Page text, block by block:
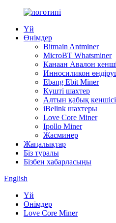
Үй
Өнімдер
Bitmain Antminer
MicroBT Whatsminer
Канаан Авалон
Инносиликон
Ebang Ebit Miner
Күшті шахтер
Алтын қабық кеншісі
iBelink шахтеры
Love Core Miner
Ipollo Miner
Жасминер
Жаңалықтар
Біз туралы
Бізбен хабарласыңы
English
Үй
Өнімдер
Love Core Miner